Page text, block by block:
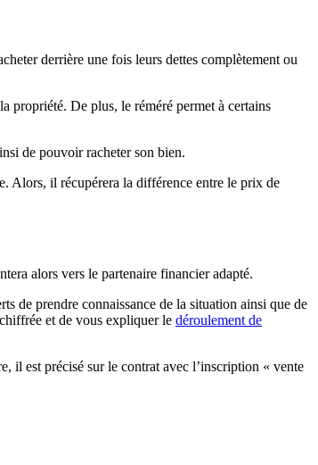
derrière une fois leurs dettes complètement ou
propriété. De plus, le réméré permet à certains
de pouvoir racheter son bien.
Alors, il récupérera la différence entre le prix de
alors vers le partenaire financier adapté.
de prendre connaissance de la situation ainsi que de
et de vous expliquer le déroulement de
il est précisé sur le contrat avec l’inscription « vente